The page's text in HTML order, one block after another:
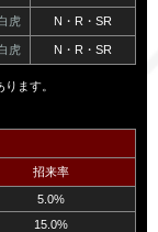
虎 N・R・SR
虎 N・R・SR
ます。
招来率
5.0%
15.0%